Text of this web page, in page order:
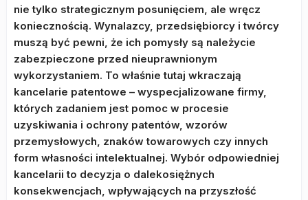
nie tylko strategicznym posunięciem, ale wręcz
koniecznością. Wynalazcy, przedsiębiorcy i twórcy
muszą być pewni, że ich pomysły są należycie
zabezpieczone przed nieuprawnionym
wykorzystaniem. To właśnie tutaj wkraczają
kancelarie patentowe – wyspecjalizowane firmy,
których zadaniem jest pomoc w procesie
uzyskiwania i ochrony patentów, wzorów
przemysłowych, znaków towarowych czy innych
form własności intelektualnej. Wybór odpowiedniej
kancelarii to decyzja o dalekosiężnych
konsekwencjach, wpływających na przyszłość